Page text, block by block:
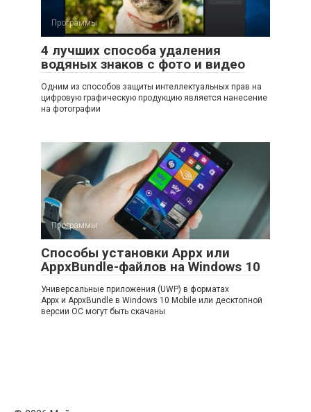
Программы
4 лучших способа удаления
водяных знаков с фото и видео
Одним из способов защиты интеллектуальных прав на
цифровую графическую продукцию является нанесение
на фотографии
Программы
Способы установки Appx или
AppxBundle-файлов на Windows 10
Универсальные приложения (UWP) в форматах
Appx и AppxBundle в Windows 10 Mobile или десктопной
версии ОС могут быть скачаны